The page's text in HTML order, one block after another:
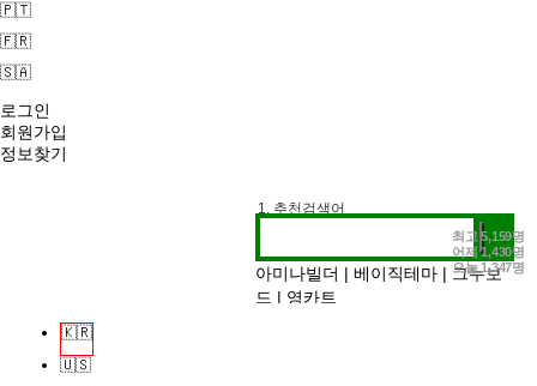
🇵🇹
🇫🇷
🇸🇦
로그인
회원가입
정보찾기
최고 5,159명
어제1,430명
오늘1,347명
1. 추천검색어
3. 작가인터뷰
아미나빌더 | 베이직테마 | 그누보
드 | 영카트
🇰🇷
🇺🇸